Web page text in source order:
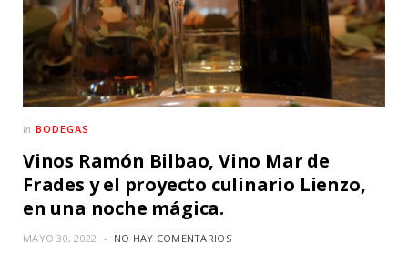
In BODEGAS
Vinos Ramón Bilbao, Vino Mar de
Frades y el proyecto culinario Lienzo,
en una noche mágica.
MAYO 30, 2022 NO HAY COMENTARIOS